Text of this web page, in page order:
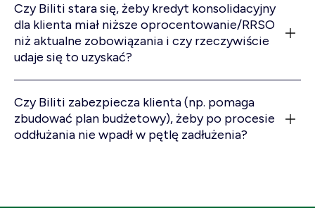
Czy Biliti stara się, żeby kredyt konsolidacyjny
dla klienta miał niższe oprocentowanie/RRSO
niż aktualne zobowiązania i czy rzeczywiście
udaje się to uzyskać?
Czy Biliti zabezpiecza klienta (np. pomaga
zbudować plan budżetowy), żeby po procesie
oddłużania nie wpadł w pętlę zadłużenia?